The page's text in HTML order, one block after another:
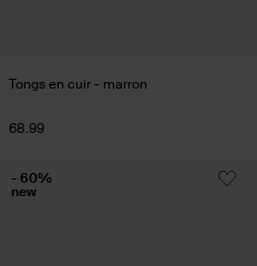
Tongs en cuir - marron
68.99
- 60%
new